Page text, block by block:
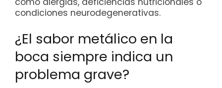
condiciones neurodegenerativas.
¿El sabor metálico en la
boca siempre indica un
problema grave?